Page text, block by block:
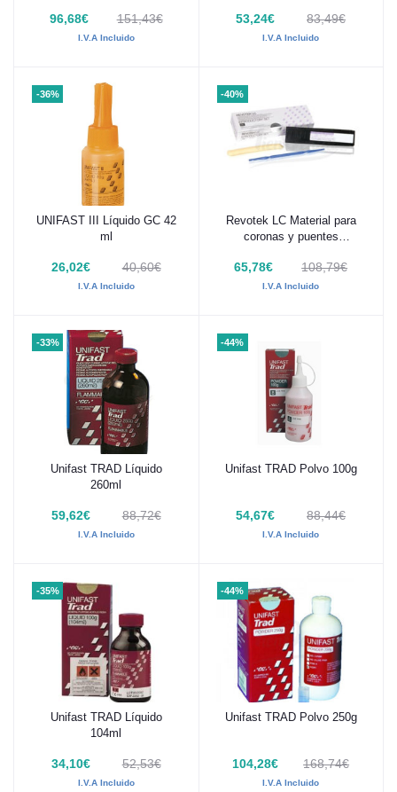
96,68€ 151,43€
I.V.A Incluido
53,24€ 83,49€
I.V.A Incluido
-36%
Añadir al carrito
UNIFAST III Líquido GC 42
ml
26,02€ 40,60€
I.V.A Incluido
-40%
Añadir al carrito
Revotek LC Material para
coronas y puentes
65,78€ 108,79€
I.V.A Incluido
-33%
Añadir al carrito
Unifast TRAD Líquido
260ml
59,62€ 88,72€
I.V.A Incluido
-44%
Añadir al carrito
Unifast TRAD Polvo 100g
54,67€ 88,44€
I.V.A Incluido
-35%
Añadir al carrito
Unifast TRAD Líquido
104ml
34,10€ 52,53€
I.V.A Incluido
-44%
Añadir al carrito
Unifast TRAD Polvo 250g
104,28€ 168,74€
I.V.A Incluido